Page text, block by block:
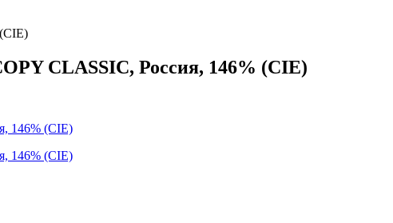
CLASSIC, Россия, 146% (CIE)